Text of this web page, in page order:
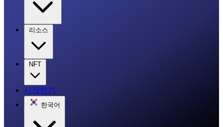
리소스
NFT
시작하기
한국어